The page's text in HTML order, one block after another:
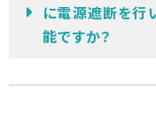
に電源遮断を行
能ですか？